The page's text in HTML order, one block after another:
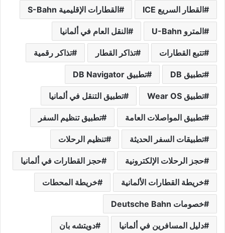
القطار السريع ICE القطارات الإقليمية S-Bahn
المترو U-Bahn النقل العام في ألمانيا
تتبع القطارات تذاكر القطار تذاكر رقمية
تطبيق DB تطبيق DB Navigator
تطبيق Wear OS تطبيق التنقل في ألمانيا
تطبيق المواصلات العامة تطبيق تنظيم السفر
تطبيقات السفر الحديثة تنظيم الرحلات
حجز الرحلات الإلكترونية حجز القطارات في ألمانيا
خريطة القطارات الألمانية خريطة المحطات
خصومات Deutsche Bahn
دليل المسافرين في ألمانيا دويتشه بان